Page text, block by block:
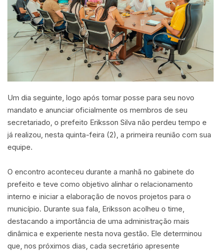
Um dia seguinte, logo após tomar posse para seu novo
mandato e anunciar oficialmente os membros de seu
secretariado, o prefeito Eriksson Silva não perdeu tempo e
já realizou, nesta quinta-feira (2), a primeira reunião com sua
equipe.
O encontro aconteceu durante a manhã no gabinete do
prefeito e teve como objetivo alinhar o relacionamento
interno e iniciar a elaboração de novos projetos para o
município. Durante sua fala, Eriksson acolheu o time,
destacando a importância de uma administração mais
dinâmica e experiente nesta nova gestão. Ele determinou
que, nos próximos dias, cada secretário apresente